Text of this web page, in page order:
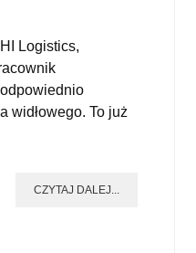
Logistics,
widłowego. To już
CZYTAJ DALEJ...